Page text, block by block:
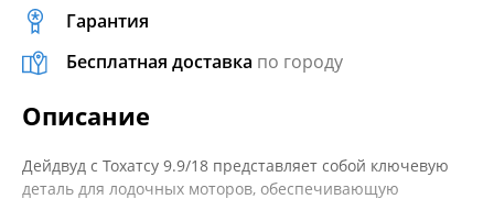
Гарантия
Бесплатная доставка по городу
Описание
Дейдвуд с Тохатсу 9.9/18 представляет собой ключевую
деталь для лодочных моторов, обеспечивающую